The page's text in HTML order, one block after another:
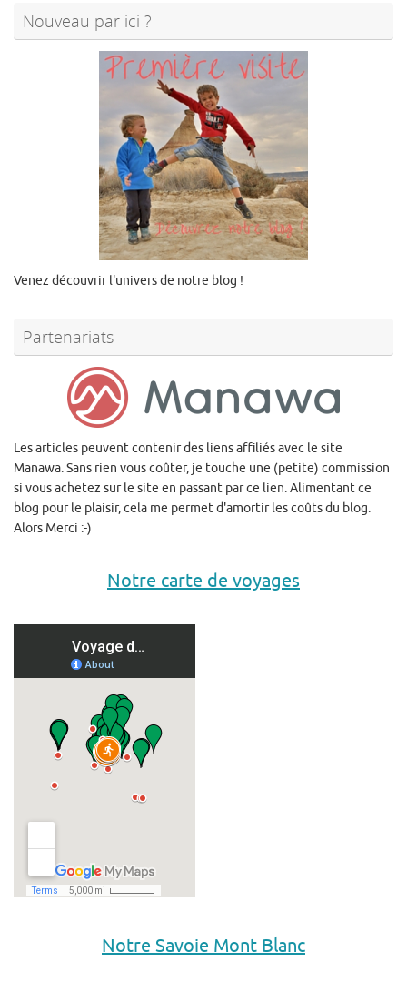
Nouveau par ici ?
Venez découvrir l'univers de notre blog !
Partenariats
Les articles peuvent contenir des liens affiliés avec le site
Manawa. Sans rien vous coûter, je touche une (petite) commission
si vous achetez sur le site en passant par ce lien. Alimentant ce
blog pour le plaisir, cela me permet d'amortir les coûts du blog.
Alors Merci :-)
Notre carte de voyages
Notre Savoie Mont Blanc